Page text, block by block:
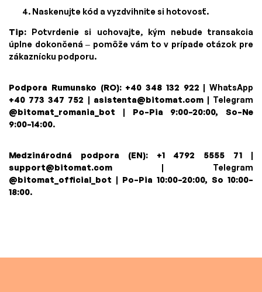
Naskenujte kód a vyzdvihnite si hotovosť.
Tip: Potvrdenie si uchovajte, kým nebude transakcia
úplne dokončená – pomôže vám to v prípade otázok pre
zákaznícku podporu.
Podpora Rumunsko (RO): +40 348 132 922 | WhatsApp
+40 773 347 752 | asistenta@bitomat.com| Telegram
@bitomat_romania_bot | Po–Pia 9:00–20:00, So–Ne
9:00–14:00.
Medzinárodná podpora (EN): +1 4792 5555 71 |
support@bitomat.com | Telegram
@bitomat_official_bot | Po–Pia 10:00–20:00, So 10:00–
18:00.